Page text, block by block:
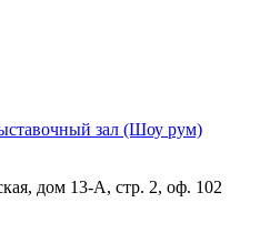
зал (Шоу рум)
дом 13-А, стр. 2, оф. 102